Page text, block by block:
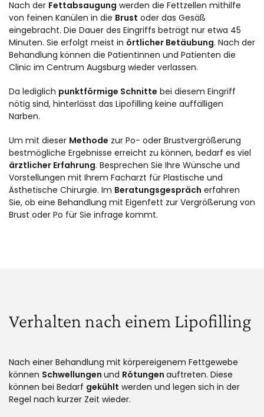
Nach der Fettabsaugung werden die Fettzellen mithilfe
von feinen Kanülen in die Brust oder das Gesäß
eingebracht. Die Dauer des Eingriffs beträgt nur etwa 45
Minuten. Sie erfolgt meist in örtlicher Betäubung. Nach der
Behandlung können die Patientinnen und Patienten die
Clinic im Centrum Augsburg wieder verlassen.
Da lediglich punktförmige Schnitte bei diesem Eingriff
nötig sind, hinterlässt das Lipofilling keine auffälligen
Narben.
Um mit dieser Methode zur Po- oder Brustvergrößerung
bestmögliche Ergebnisse erreicht zu können, bedarf es viel
ärztlicher Erfahrung. Besprechen Sie Ihre Wünsche und
Vorstellungen mit Ihrem Facharzt für Plastische und
Ästhetische Chirurgie. Im Beratungsgespräch erfahren
Sie, ob eine Behandlung mit Eigenfett zur Vergrößerung von
Brust oder Po für Sie infrage kommt.
Verhalten nach einem Lipofilling
Nach einer Behandlung mit körpereigenem Fettgewebe
können Schwellungen und Rötungen auftreten. Diese
können bei Bedarf gekühlt werden und legen sich in der
Regel nach kurzer Zeit wieder.